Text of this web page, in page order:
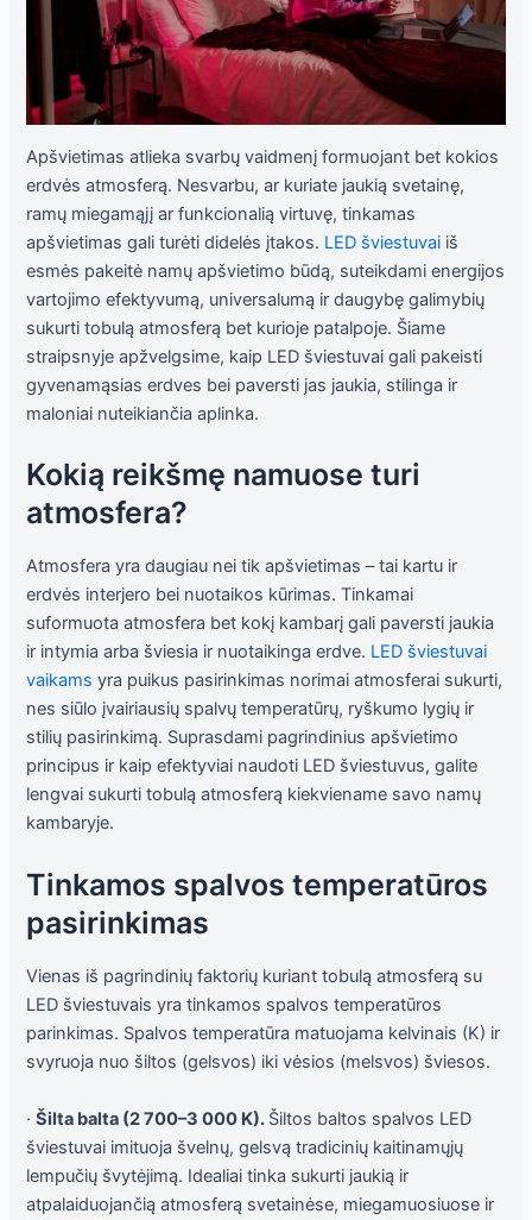
Apšvietimas atlieka svarbų vaidmenį formuojant bet kokios
erdvės atmosferą. Nesvarbu, ar kuriate jaukią svetainę,
ramų miegamąjį ar funkcionalią virtuvę, tinkamas
apšvietimas gali turėti didelės įtakos. LED šviestuvai iš
esmės pakeitė namų apšvietimo būdą, suteikdami energijos
vartojimo efektyvumą, universalumą ir daugybę galimybių
sukurti tobulą atmosferą bet kurioje patalpoje. Šiame
straipsnyje apžvelgsime, kaip LED šviestuvai gali pakeisti
gyvenamąsias erdves bei paversti jas jaukia, stilinga ir
maloniai nuteikiančia aplinka.
Kokią reikšmę namuose turi
atmosfera?
Atmosfera yra daugiau nei tik apšvietimas – tai kartu ir
erdvės interjero bei nuotaikos kūrimas. Tinkamai
suformuota atmosfera bet kokį kambarį gali paversti jaukia
ir intymia arba šviesia ir nuotaikinga erdve. LED šviestuvai
vaikams yra puikus pasirinkimas norimai atmosferai sukurti,
nes siūlo įvairiausių spalvų temperatūrų, ryškumo lygių ir
stilių pasirinkimą. Suprasdami pagrindinius apšvietimo
principus ir kaip efektyviai naudoti LED šviestuvus, galite
lengvai sukurti tobulą atmosferą kiekviename savo namų
kambaryje.
Tinkamos spalvos temperatūros
pasirinkimas
Vienas iš pagrindinių faktorių kuriant tobulą atmosferą su
LED šviestuvais yra tinkamos spalvos temperatūros
parinkimas. Spalvos temperatūra matuojama kelvinais (K) ir
svyruoja nuo šiltos (gelsvos) iki vėsios (melsvos) šviesos.
·Šilta balta (2 700–3 000 K). Šiltos baltos spalvos LED
šviestuvai imituoja švelnų, gelsvą tradicinių kaitinamųjų
lempučių švytėjimą. Idealiai tinka sukurti jaukią ir
atpalaiduojančią atmosferą svetainėse, miegamuosiuose ir
Tiksliniai
slapukai
Šie
yra
privalomi.
Jie
reikalingi,
kad
svetainė
tinkamai
veiktų.
Statistika
funkcionalumą
ir struktūrą,
svetainė yra
naudojama.
Patirtis
Kad mūsų
svetainė
veiktų kuo
geriau jūsų
apsilankymo
metu. Jei
atsisakysite
svetainės
Rinkodara
Dalindamiesi
savo
pomėgiais ir
mūsų
svetainėje,
galimybę
pamatyti